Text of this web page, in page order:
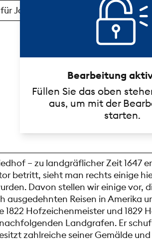
Bearbeitung
Füllen Sie das oben
aus, um mit der
starten.
– zu landgräflicher Zeit 1647
betritt, sieht man rechts einige
Davon stellen wir einige vor,
Reisen in Amerika
1822 Hofzeichenmeister und
Landgrafen. Er
zahlreiche seiner Gemälde